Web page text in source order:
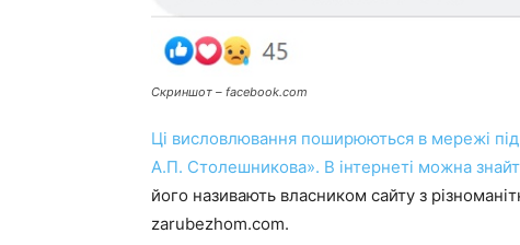
Скриншот – facebook.com
Ці висловлювання поширюються в мережі
А.П. Столешникова». В інтернеті можна
його називають власником сайту з
zarubezhom.com.